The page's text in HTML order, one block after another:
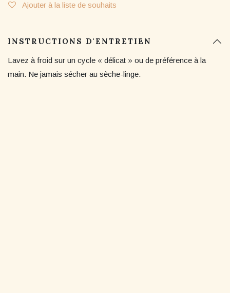
Ajouter à la liste de souhaits
INSTRUCTIONS D'ENTRETIEN
Lavez à froid sur un cycle « délicat » ou de préférence à la
main. Ne jamais sécher au sèche-linge.